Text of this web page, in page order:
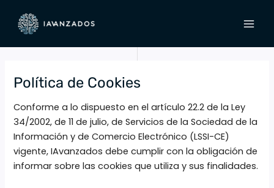
contenido
Política de Cookies
Conforme a lo dispuesto en el artículo 22.2 de la Ley
34/2002, de 11 de julio, de Servicios de la Sociedad de la
Información y de Comercio Electrónico (LSSI-CE)
vigente, IAvanzados debe cumplir con la obligación de
informar sobre las cookies que utiliza y sus finalidades.